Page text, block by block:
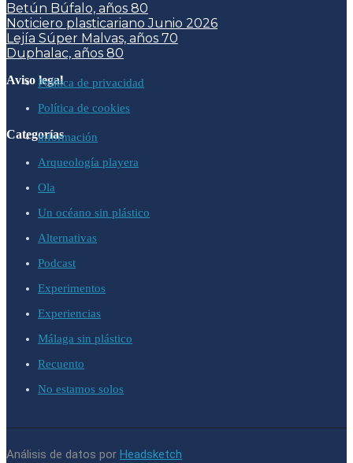
Betún Búfalo, años 80
Noticiero plasticariano Junio 2026
Lejía Súper Malvas, años 70
Duphalac, años 80
Aviso legalPolítica de privacidad
Política de cookies
Categoríasinformación
Arqueología playera
Ola
Un océano sin plástico
Alternativas
Podcast
Experimentos
Experiencias
Málaga sin plástico
Recuento
No estamos solos
Análisis de datos por Headsketch